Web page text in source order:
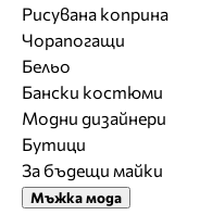
Рисувана коприна
Чорапогащи
Бельо
Бански костюми
Модни дизайнери
Бутици
За бъдещи майки
Мъжка мода